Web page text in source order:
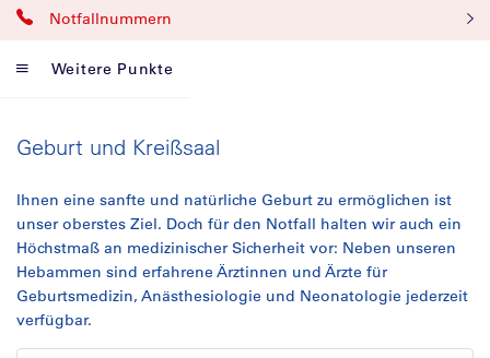
Notfallnummern
Weitere Punkte
Geburt und Kreißsaal
Ihnen eine sanfte und natürliche Geburt zu ermöglichen ist
unser oberstes Ziel. Doch für den Notfall halten wir auch ein
Höchstmaß an medizinischer Sicherheit vor: Neben unseren
Hebammen sind erfahrene Ärztinnen und Ärzte für
Geburtsmedizin, Anästhesiologie und Neonatologie jederzeit
verfügbar.